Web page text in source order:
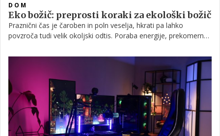
DOM
Eko božič: preprosti koraki za ekološki božič
Praznični čas je čaroben in poln veselja, hkrati pa lahko
povzroča tudi velik okoljski odtis. Poraba energije, prekomerna
povečajo količino odpadkov in obremenitev okolja. Z nekaj
premišljenimi koraki pa lahko tudi božične praznike praznujemo
bolj trajnostno, prijazno do planeta, hkrati pa ohranimo veselje
in toplino družinskega časa.